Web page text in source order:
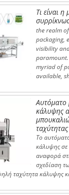
Τι είναι
the realm
packaging,
visibility
myriad of
available,
κάλυψης
Το
κάλυψης σε
αναφορά
σχεδίαση
ταχύτητα κάλυψης